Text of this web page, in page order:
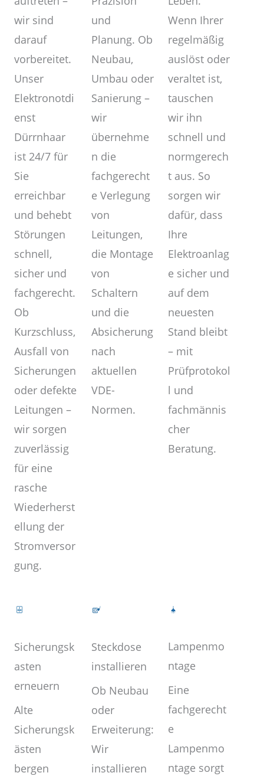
wir sind
darauf
vorbereitet.
Unser
Elektronotdi
enst
Dürrnhaar
ist 24/7 für
Sie
erreichbar
und behebt
Störungen
schnell,
sicher und
fachgerecht.
Ob
Kurzschluss,
Ausfall von
Sicherungen
oder defekte
Leitungen –
wir sorgen
zuverlässig
für eine
rasche
Wiederherst
ellung der
Stromversor
gung.
und
Planung. Ob
Neubau,
Umbau oder
Sanierung –
wir
übernehme
n die
fachgerecht
e Verlegung
von
Leitungen,
die Montage
von
Schaltern
und die
Absicherung
nach
aktuellen
VDE-
Normen.
Wenn Ihrer
regelmäßig
auslöst oder
veraltet ist,
tauschen
wir ihn
schnell und
normgerech
t aus. So
sorgen wir
dafür, dass
Ihre
Elektroanlag
e sicher und
auf dem
neuesten
Stand bleibt
– mit
Prüfprotokol
l und
fachmännis
cher
Beratung.
Sicherungsk
asten
erneuern
Alte
Sicherungsk
ästen
bergen
Steckdose
installieren
Ob Neubau
oder
Erweiterung:
Wir
installieren
Lampenmo
ntage
Eine
fachgerecht
e
Lampenmo
ntage sorgt